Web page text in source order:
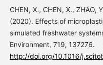
CHEN, X., CHEN, X., ZHAO,
(2020). Effects of
simulated freshwater
Environment, 719, 137276.
http://doi.org/10.1016/